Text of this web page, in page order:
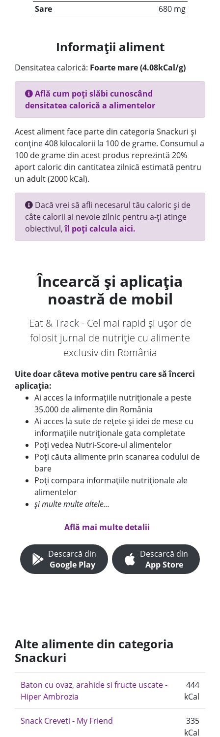
Sare
680 mg
Informații aliment
Densitatea calorică: Foarte mare (4.08kCal/g)
Află cum poți slăbi cunoscând
densitatea calorică a alimentelor
Acest aliment face parte din categoria Snackuri și
conține 408 kilocalorii la 100 de grame. Consumul a
100 de grame din acest produs reprezintă 20%
aport caloric din cantitatea zilnică estimată pentru
un adult (2000 kCal).
Dacă vrei să afli necesarul tău caloric și de
câte calorii ai nevoie zilnic pentru a-ți atinge
obiectivul,îl poți calcula aici.
Încearcă și aplicația
noastră de mobil
Eat & Track - Cel mai rapid și ușor de
folosit jurnal de nutriție cu alimente
exclusiv din România
Uite doar câteva motive pentru care să încerci
aplicația:
Ai acces la informațiile nutriționale a peste
35.000 de alimente din România
Ai acces la sute de rețete și idei de mese cu
informațiile nutriționale gata completate
Poți vedea Nutri-Score-ul alimentelor
Poți căuta alimente prin scanarea codului de
bare
Poți compara informațiile nutriționale ale
alimentelor
și multe multe altele...
Află mai multe detalii
Descarcă din
Google Play
Descarcă din
App Store
Alte alimente din categoria
Snackuri
Baton cu ovaz, arahide si fructe uscate -
Hiper Ambrozia
444
kCal
Snack Creveti - My Friend
335
kCal